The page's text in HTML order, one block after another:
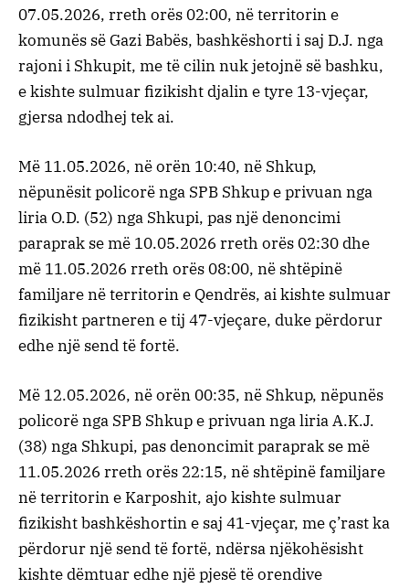
07.05.2026, rreth orës 02:00, në territorin e
komunës së Gazi Babës, bashkëshorti i saj D.J. nga
rajoni i Shkupit, me të cilin nuk jetojnë së bashku,
e kishte sulmuar fizikisht djalin e tyre 13-vjeçar,
gjersa ndodhej tek ai.
Më 11.05.2026, në orën 10:40, në Shkup,
nëpunësit policorë nga SPB Shkup e privuan nga
liria O.D. (52) nga Shkupi, pas një denoncimi
paraprak se më 10.05.2026 rreth orës 02:30 dhe
më 11.05.2026 rreth orës 08:00, në shtëpinë
familjare në territorin e Qendrës, ai kishte sulmuar
fizikisht partneren e tij 47-vjeçare, duke përdorur
edhe një send të fortë.
Më 12.05.2026, në orën 00:35, në Shkup, nëpunës
policorë nga SPB Shkup e privuan nga liria A.K.J.
(38) nga Shkupi, pas denoncimit paraprak se më
11.05.2026 rreth orës 22:15, në shtëpinë familjare
në territorin e Karposhit, ajo kishte sulmuar
fizikisht bashkëshortin e saj 41-vjeçar, me ç’rast ka
përdorur një send të fortë, ndërsa njëkohësisht
kishte dëmtuar edhe një pjesë të orendive